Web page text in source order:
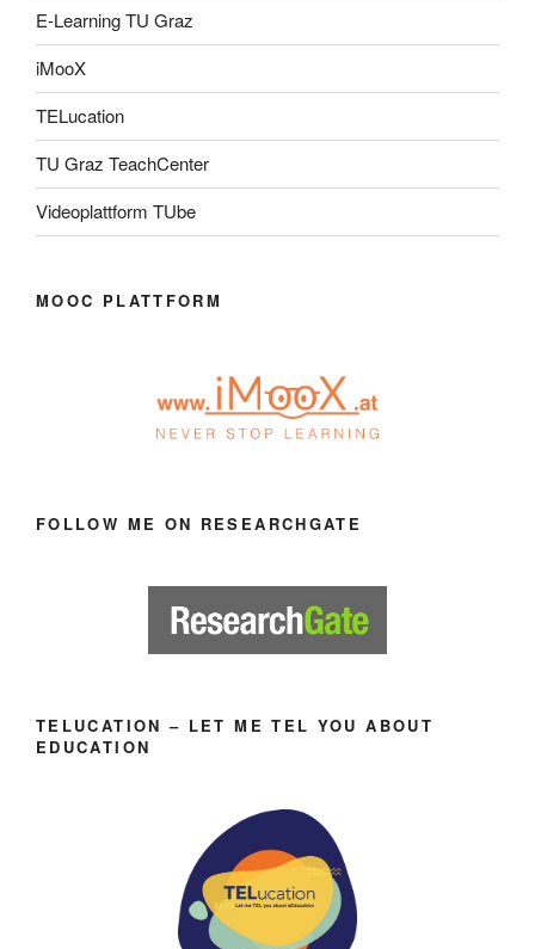
E-Learning TU Graz
iMooX
TELucation
TU Graz TeachCenter
Videoplattform TUbe
MOOC PLATTFORM
FOLLOW ME ON RESEARCHGATE
TELUCATION – LET ME TEL YOU ABOUT
EDUCATION